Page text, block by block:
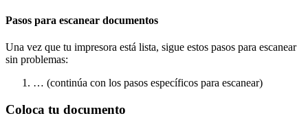
Pasos para escanear documentos
Una vez que tu impresora está lista, sigue estos pasos para escanear
sin problemas:
… (continúa con los pasos específicos para escanear)
Coloca tu documento